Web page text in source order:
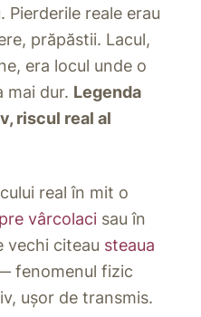
Pierderile reale erau
prăpăstii. Lacul,
era locul unde o
mai dur. Legenda
riscul real al
real în mit o
vârcolaci sau în
vechi citeau steaua
fenomenul fizic
ușor de transmis.